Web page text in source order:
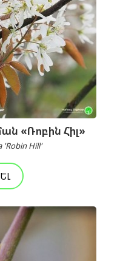
«Ռոբին Հիլ»
'Robin Hill'